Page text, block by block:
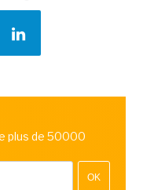
plus de 50000
OK